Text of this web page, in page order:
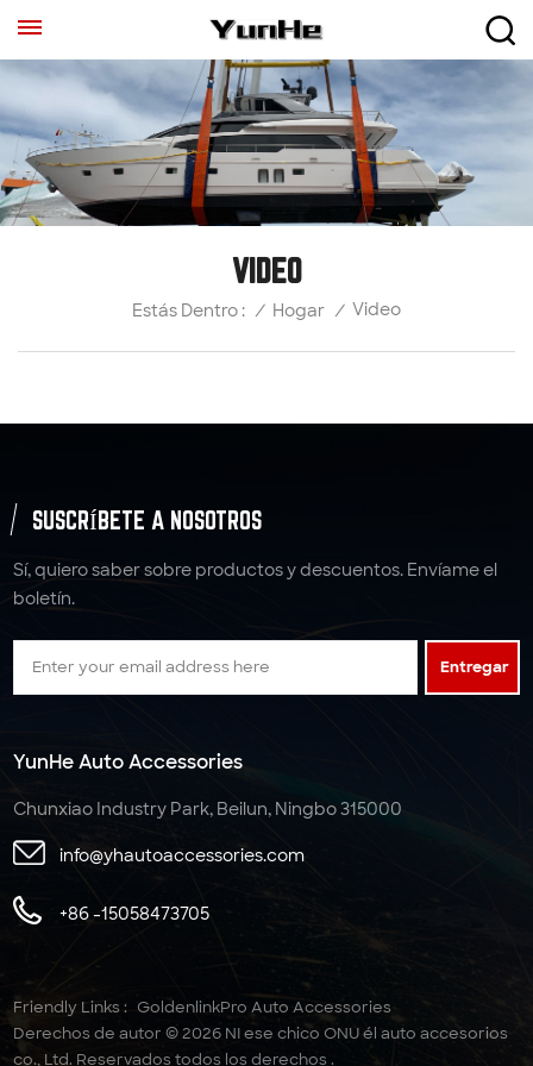
VIDEO
Estás Dentro : / Hogar / Video
SUSCRÍBETE A NOSOTROS
Sí, quiero saber sobre productos y descuentos. Envíame el
boletín.
Entregar
YunHe Auto Accessories
Chunxiao Industry Park, Beilun, Ningbo 315000
info@yhautoaccessories.com
+86 -15058473705
Friendly Links : GoldenlinkPro Auto Accessories
Derechos de autor © 2026 NI ese chico ONU él auto accesorios
co., Ltd. Reservados todos los derechos .